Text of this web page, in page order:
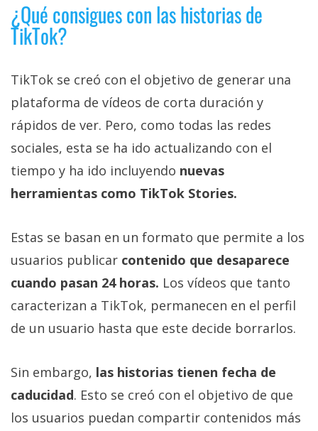
¿Qué consigues con las historias de
TikTok?
TikTok se creó con el objetivo de generar una
plataforma de vídeos de corta duración y
rápidos de ver. Pero, como todas las redes
sociales, esta se ha ido actualizando con el
tiempo y ha ido incluyendo nuevas
herramientas como TikTok Stories.
Estas se basan en un formato que permite a los
usuarios publicar contenido que desaparece
cuando pasan 24 horas. Los vídeos que tanto
caracterizan a TikTok, permanecen en el perfil
de un usuario hasta que este decide borrarlos.
Sin embargo, las historias tienen fecha de
caducidad. Esto se creó con el objetivo de que
los usuarios puedan compartir contenidos más